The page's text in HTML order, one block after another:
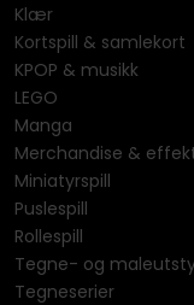
Klær
Kortspill & samlekort
KPOP & musikk
LEGO
Manga
Merchandise &
Miniatyrspill
Puslespill
Rollespill
Tegne- og
Tegneserier